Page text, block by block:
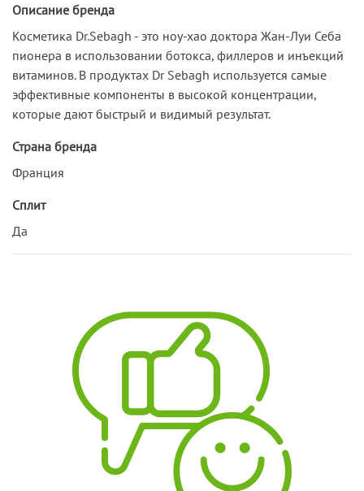
Описание бренда
Косметика Dr.Sebagh - это ноу-хао доктора Жан-Луи Себа
пионера в использовании ботокса, филлеров и инъекций
витаминов. В продуктах Dr Sebagh используется самые
эффективные компоненты в высокой концентрации,
которые дают быстрый и видимый результат.
Страна бренда
Франция
Сплит
Да